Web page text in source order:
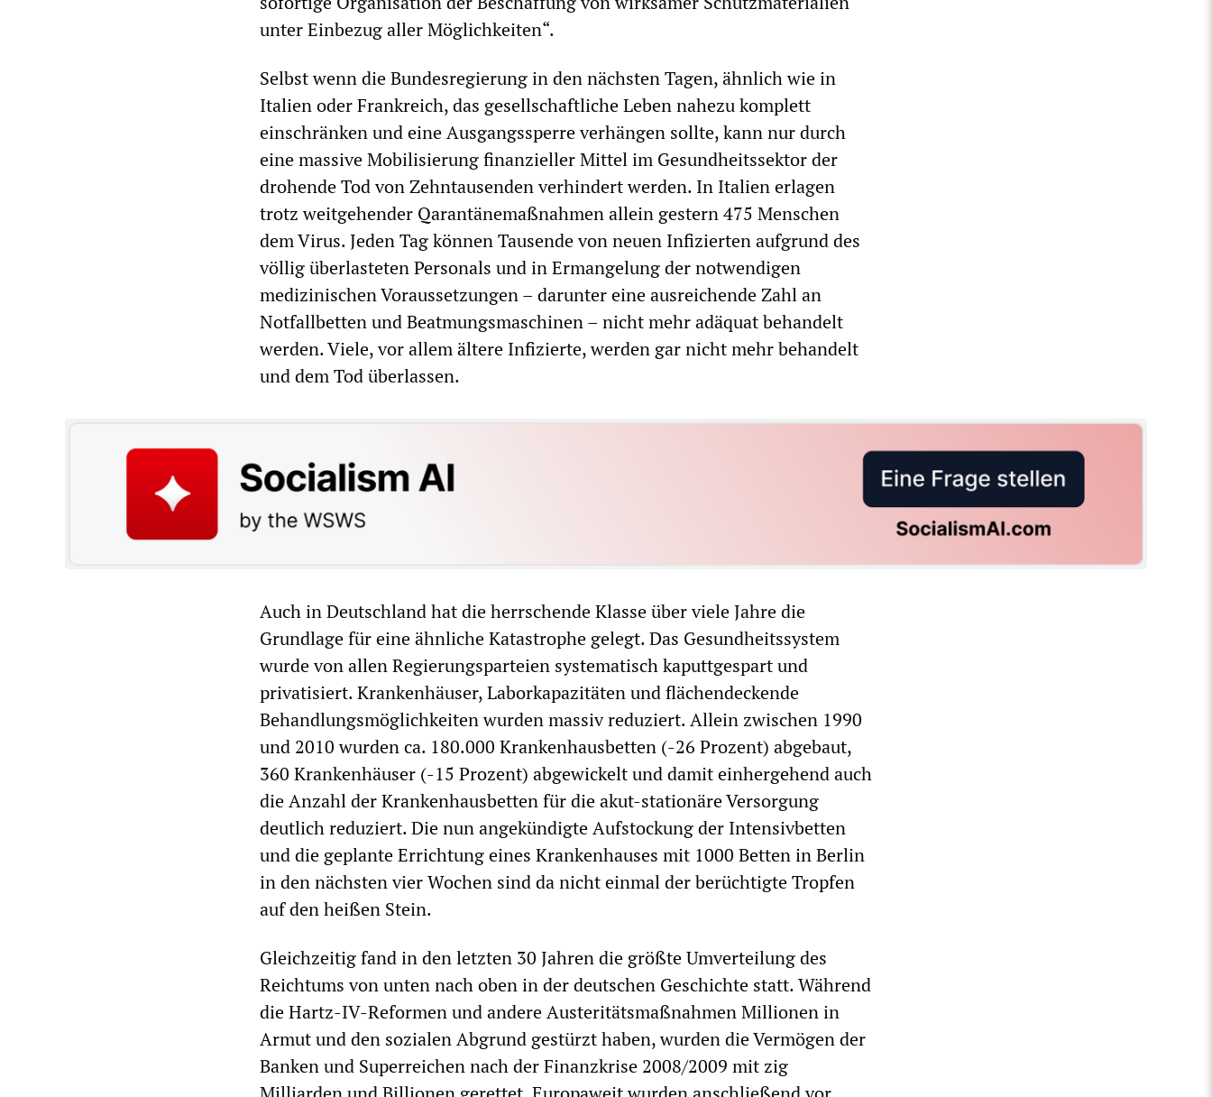
unter Einbezug aller Möglichkeiten“.
Selbst wenn die Bundesregierung in den nächsten Tagen, ähnlich wie in
Italien oder Frankreich, das gesellschaftliche Leben nahezu komplett
einschränken und eine Ausgangssperre verhängen sollte, kann nur durch
eine massive Mobilisierung finanzieller Mittel im Gesundheitssektor der
drohende Tod von Zehntausenden verhindert werden. In Italien erlagen
trotz weitgehender Qarantänemaßnahmen allein gestern 475 Menschen
dem Virus. Jeden Tag können Tausende von neuen Infizierten aufgrund des
völlig überlasteten Personals und in Ermangelung der notwendigen
medizinischen Voraussetzungen – darunter eine ausreichende Zahl an
Notfallbetten und Beatmungsmaschinen – nicht mehr adäquat behandelt
werden. Viele, vor allem ältere Infizierte, werden gar nicht mehr behandelt
und dem Tod überlassen.
Auch in Deutschland hat die herrschende Klasse über viele Jahre die
Grundlage für eine ähnliche Katastrophe gelegt. Das Gesundheitssystem
wurde von allen Regierungsparteien systematisch kaputtgespart und
privatisiert. Krankenhäuser, Laborkapazitäten und flächendeckende
Behandlungsmöglichkeiten wurden massiv reduziert. Allein zwischen 1990
und 2010 wurden ca. 180.000 Krankenhausbetten (-26 Prozent) abgebaut,
360 Krankenhäuser (-15 Prozent) abgewickelt und damit einhergehend auch
die Anzahl der Krankenhausbetten für die akut-stationäre Versorgung
deutlich reduziert. Die nun angekündigte Aufstockung der Intensivbetten
und die geplante Errichtung eines Krankenhauses mit 1000 Betten in Berlin
in den nächsten vier Wochen sind da nicht einmal der berüchtigte Tropfen
auf den heißen Stein.
Gleichzeitig fand in den letzten 30 Jahren die größte Umverteilung des
Reichtums von unten nach oben in der deutschen Geschichte statt. Während
die Hartz-IV-Reformen und andere Austeritätsmaßnahmen Millionen in
Armut und den sozialen Abgrund gestürzt haben, wurden die Vermögen der
Banken und Superreichen nach der Finanzkrise 2008/2009 mit zig